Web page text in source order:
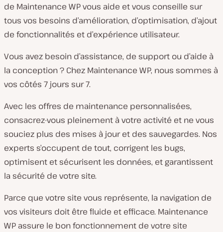
de Maintenance WP vous aide et vous conseille sur
tous vos besoins d’amélioration, d’optimisation, d’ajout
de fonctionnalités et d’expérience utilisateur.
Vous avez besoin d’assistance, de support ou d’aide à
la conception ? Chez Maintenance WP, nous sommes à
vos côtés 7 jours sur 7.
Avec les offres de maintenance personnalisées,
consacrez-vous pleinement à votre activité et ne vous
souciez plus des mises à jour et des sauvegardes. Nos
experts s’occupent de tout, corrigent les bugs,
optimisent et sécurisent les données, et garantissent
la sécurité de votre site.
Parce que votre site vous représente, la navigation de
vos visiteurs doit être fluide et efficace. Maintenance
WP assure le bon fonctionnement de votre site